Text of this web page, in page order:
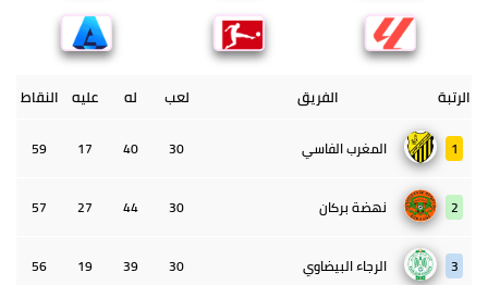
الرتبة الفريق لعب له عليه النقاط
1 المغرب الفاسي 30
40
17
59
2 نهضة بركان 30
44
27
57
3 الرجاء البيضاوي 30
39
19
56